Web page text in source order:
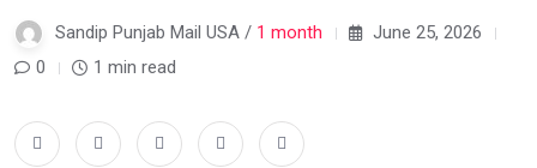
Sandip Punjab Mail USA / 1 month
June 25, 2026
0
1 min read